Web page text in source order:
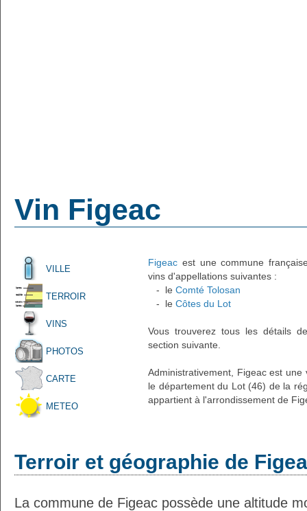
Vin Figeac
VILLE
TERROIR
VINS
PHOTOS
CARTE
METEO
Figeac est une commune
vins d'appellations suivantes :
- le Comté Tolosan
- le Côtes du Lot
Vous trouverez tous les détails
section suivante.
Administrativement, Figeac est
le département du Lot (46) de la
appartient à l'arrondissement de
Terroir et géographie de
La commune de Figeac possède une altitude